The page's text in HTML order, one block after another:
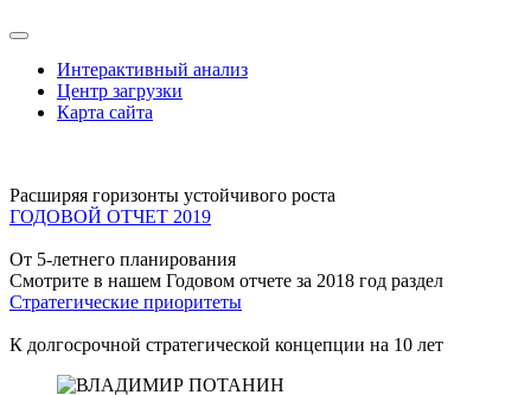
Интерактивный анализ
Центр загрузки
Карта сайта
Расширяя горизонты устойчивого роста
ГОДОВОЙ ОТЧЕТ 2019
От 5-летнего планирования
Смотрите в нашем Годовом отчете за 2018 год раздел
Стратегические приоритеты
К долгосрочной стратегической концепции на 10 лет